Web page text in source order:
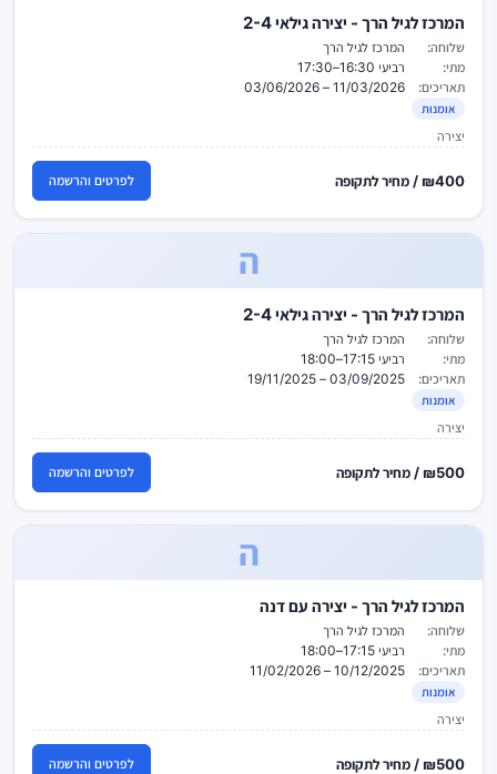
המרכז לגיל הרך - יצירה גילאי 2-4
שלוחה:
המרכז לגיל הרך
מתי:
רביעי 16:30–17:30
תאריכים:
11/03/2026 – 03/06/2026
אומנות
יצירה
₪400 / מחיר לתקופה לפרטים והרשמה
ה
המרכז לגיל הרך - יצירה גילאי 2-4
שלוחה:
המרכז לגיל הרך
מתי:
רביעי 17:15–18:00
תאריכים:
03/09/2025 – 19/11/2025
אומנות
יצירה
₪500 / מחיר לתקופה לפרטים והרשמה
ה
המרכז לגיל הרך - יצירה עם דנה
שלוחה:
המרכז לגיל הרך
מתי:
רביעי 17:15–18:00
תאריכים:
10/12/2025 – 11/02/2026
אומנות
יצירה
₪500 / מחיר לתקופה לפרטים והרשמה